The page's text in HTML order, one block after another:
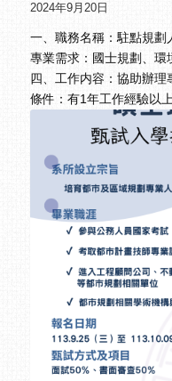
2024年9月20日
一、職務名稱：駐點規劃
專業需求：國士規劃、環
四、工作内容：協助辦
條件：有1年工作經驗以